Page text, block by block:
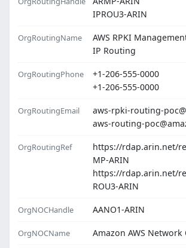
IPROU3-ARIN
OrgRoutingName
AWS RPKI
IP Routing
OrgRoutingPhone
+1-206-555-0000
+1-206-555-0000
OrgRoutingEmail
aws-rpki-routing-
aws-routing-
OrgRoutingRef
https://rdap.arin.net/
MP-ARIN
https://rdap.arin.net/
ROU3-ARIN
OrgNOCHandle AANO1-ARIN
OrgNOCName Amazon AWS